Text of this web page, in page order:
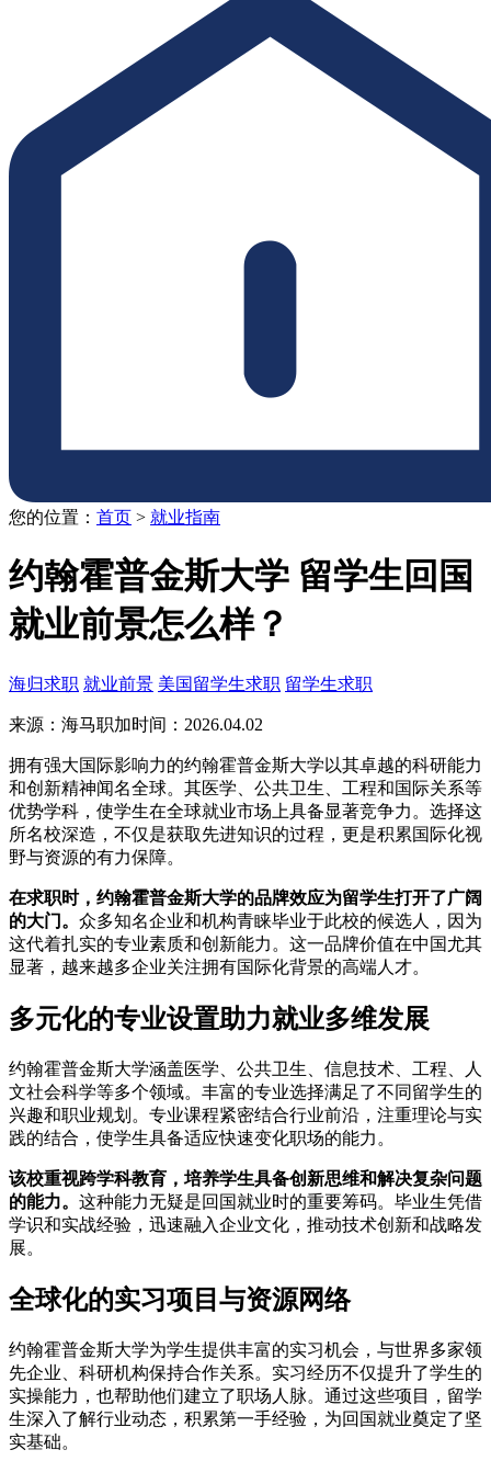
您的位置： 首页 > 就业指南
约翰霍普金斯大学 留学生回国
就业前景怎么样？
海归求职 就业前景 美国留学生求职 留学生求职
来源：海马职加时间：2026.04.02
拥有强大国际影响力的约翰霍普金斯大学以其卓越的科研能力
和创新精神闻名全球。其医学、公共卫生、工程和国际关系等
优势学科，使学生在全球就业市场上具备显著竞争力。选择这
所名校深造，不仅是获取先进知识的过程，更是积累国际化视
野与资源的有力保障。
在求职时，约翰霍普金斯大学的品牌效应为留学生打开了广阔
的大门。 众多知名企业和机构青睐毕业于此校的候选人，因为
这代着扎实的专业素质和创新能力。这一品牌价值在中国尤其
显著，越来越多企业关注拥有国际化背景的高端人才。
多元化的专业设置助力就业多维发展
约翰霍普金斯大学涵盖医学、公共卫生、信息技术、工程、人
文社会科学等多个领域。丰富的专业选择满足了不同留学生的
兴趣和职业规划。专业课程紧密结合行业前沿，注重理论与实
践的结合，使学生具备适应快速变化职场的能力。
该校重视跨学科教育，培养学生具备创新思维和解决复杂问题
的能力。 这种能力无疑是回国就业时的重要筹码。毕业生凭借
学识和实战经验，迅速融入企业文化，推动技术创新和战略发
展。
全球化的实习项目与资源网络
约翰霍普金斯大学为学生提供丰富的实习机会，与世界多家领
先企业、科研机构保持合作关系。实习经历不仅提升了学生的
实操能力，也帮助他们建立了职场人脉。通过这些项目，留学
生深入了解行业动态，积累第一手经验，为回国就业奠定了坚
实基础。